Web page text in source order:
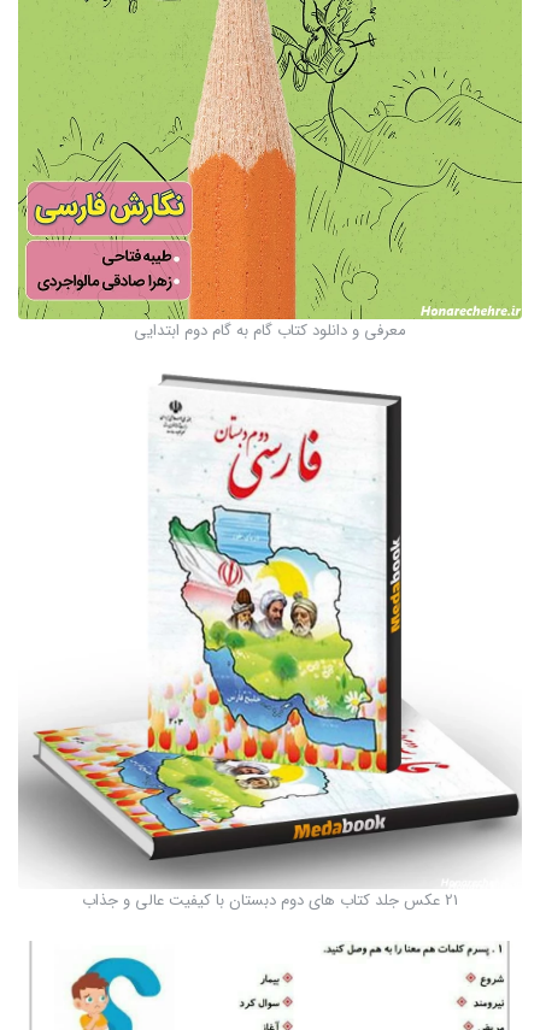
معرفی و دانلود کتاب گام به گام دوم ابتدایی
21 عکس جلد کتاب های دوم دبستان با کیفیت عالی و جذاب